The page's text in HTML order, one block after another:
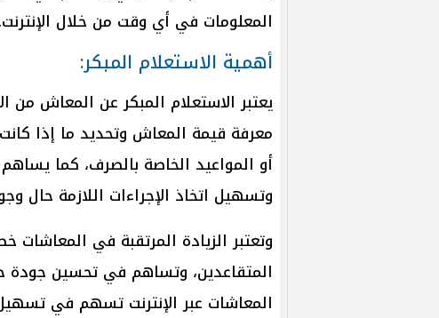
المعلومات في أي وقت من خلال الإنترنت.
أهمية الاستعلام المبكر:
يعتبر الاستعلام المبكر عن المعاش من
معرفة قيمة المعاش وتحديد ما إذا
أو المواعيد الخاصة بالصرف، كما
وتسهيل اتخاذ الإجراءات اللازمة حال
وتعتبر الزيادة المرتقبة في المعاشات
المتقاعدين، وتساهم في تحسين جودة
المعاشات عبر الإنترنت تسهم في